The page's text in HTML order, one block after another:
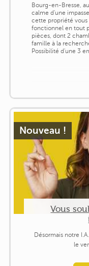
Bourg-en-Bresse,
calme d'une
cette propriété vous
fonctionnel en tout
pièces, dont 2
famille à la
Possibilité d'une 3
Nouveau !
Vous
Désormais notre
le